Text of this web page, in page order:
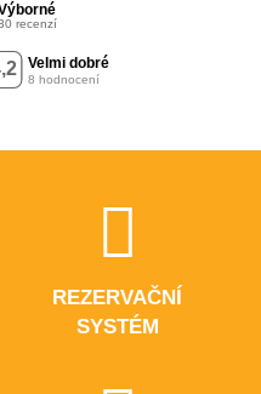
recenzí
REZERVAČNÍ
SYSTÉM